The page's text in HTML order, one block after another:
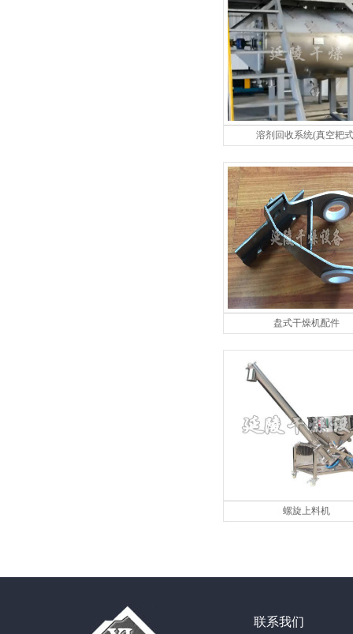
溶剂回收系统(真空耙
盘式干燥机配件
螺旋上料机
联系我们